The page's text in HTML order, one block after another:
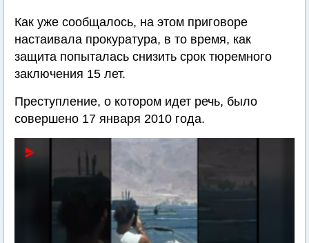
Как уже сообщалось, на этом приговоре
настаивала прокуратура, в то время, как
защита попыталась снизить срок тюремного
заключения 15 лет.
Преступление, о котором идет речь, было
совершено 17 января 2010 года.